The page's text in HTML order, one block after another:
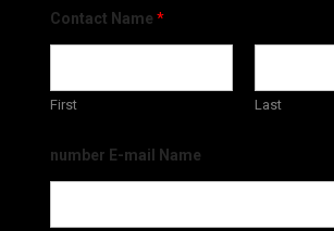
Contact Name *
First Last
number E-mail Name